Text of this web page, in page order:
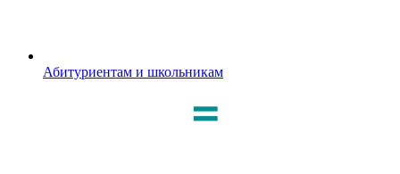
Абитуриентам и школьникам